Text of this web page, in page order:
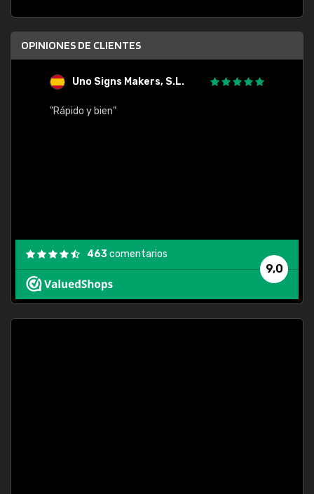
OPINIONES DE CLIENTES
Uno Signs Makers, S.L.
"Rápido y bien"
9,0
463comentarios